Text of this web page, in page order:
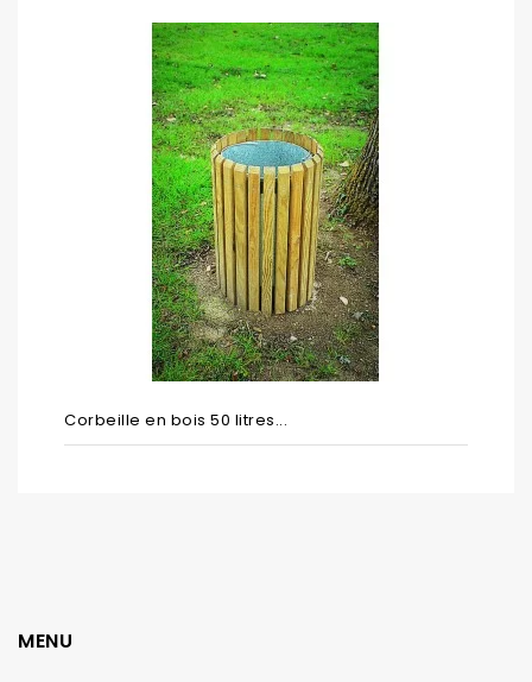
Corbeille en bois 50 litres...
MENU